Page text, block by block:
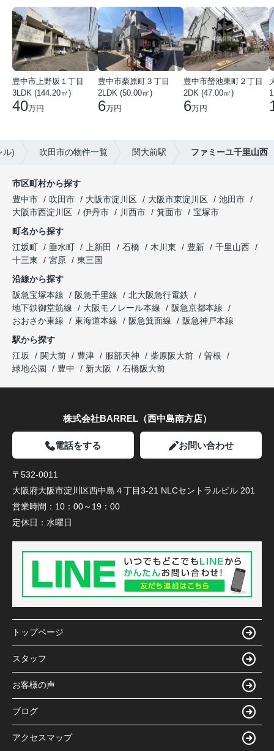
豊中市上野坂１丁目
3LDK (144.20㎡)
40万円
豊中市柴原町３丁目
2LDK (50.00㎡)
6万円
豊中市螢池東町２丁目
2DK (47.00㎡)
6万円
ル) 吹田市の物件一覧 関大前駅 ファミーユ千里山西
市区町村から探す
豊中市
吹田市 大阪市淀川区 大阪市東淀川区
池田市
大阪市西淀川区
伊丹市 川西市 箕面市
宝塚市
町名から探す
江坂町
垂水町 上新田 石橋 木川東 豊新
千里山西
十三東
宮原
東三国
沿線から探す
阪急宝塚本線
阪急千里線
北大阪急行電鉄
地下鉄御堂筋線
大阪モノレール本線
阪急京都本線
おおさか東線
東海道本線 阪急箕面線
阪急神戸本線
駅から探す
江坂
関大前 豊津 服部天神 柴原阪大前
曽根
緑地公園
豊中 新大阪 石橋阪大前
株式会社BARREL（西中島南方店）
電話をする お問い合わせ
〒532-0011
大阪府大阪市淀川区西中島４丁目3-21 NLCセントラルビル 201
営業時間： 10：00～19：00
定休日： 水曜日
トップページ
スタッフ
お客様の声
ブログ
アクセスマップ